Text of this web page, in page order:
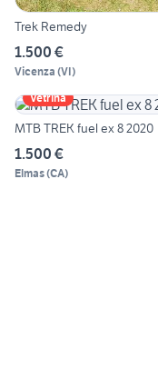
Trek Remedy
1.500 €
Vicenza (VI)
Vetrina
MTB TREK fuel ex 8 2020
1.500 €
Elmas(CA)